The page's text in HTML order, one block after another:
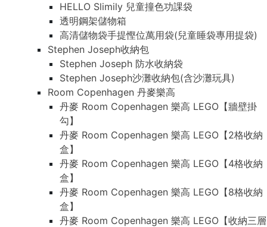
HELLO Slimily 兒童撞色功課袋
透明鋼架儲物箱
高清儲物袋手提慳位萬用袋(兒童睡袋專用提袋)
Stephen Joseph收納包
Stephen Joseph 防水收納袋
Stephen Joseph沙灘收納包(含沙灘玩具)
Room Copenhagen 丹麥樂高
丹麥 Room Copenhagen 樂高 LEGO【牆壁掛
勾】
丹麥 Room Copenhagen 樂高 LEGO【2格收納
盒】
丹麥 Room Copenhagen 樂高 LEGO【4格收納
盒】
丹麥 Room Copenhagen 樂高 LEGO【8格收納
盒】
丹麥 Room Copenhagen 樂高 LEGO【收納三層